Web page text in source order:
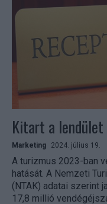
Kitart a
Marketing 2024. július 19.
A turizmus 2023-ban
hatását. A Nemzeti
(NTAK) adatai szerint
17,8 millió